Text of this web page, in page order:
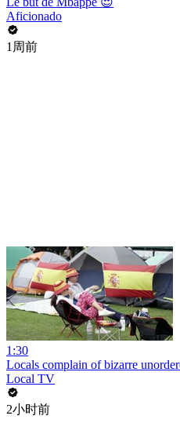
Aficionado
1周前
1:30
Locals complain of bizarre
Local TV
2小时前